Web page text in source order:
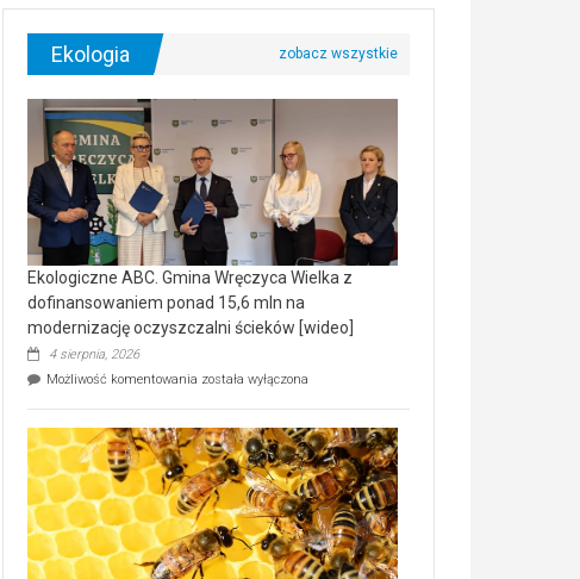
Ekologia
Ekologiczne ABC. Gmina Wręczyca Wielka z
dofinansowaniem ponad 15,6 mln na
modernizację oczyszczalni ścieków [wideo]
4 sierpnia, 2026
Możliwość komentowania Ekologiczne
Wręczyca
Wielka
z
dofinansowaniem
ponad
15,6
mln
na
została wyłączona